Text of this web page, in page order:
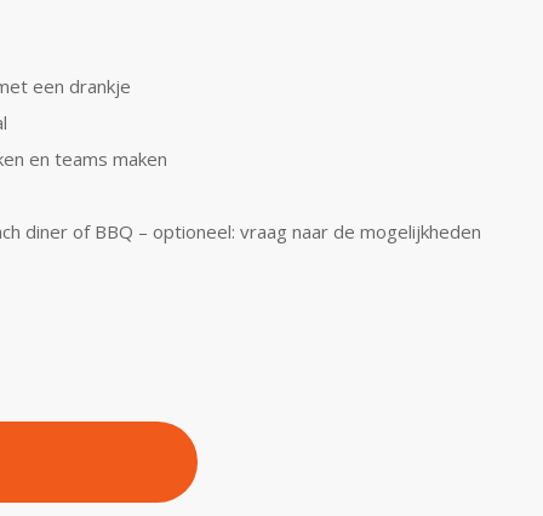
een drankje
en teams maken
diner of BBQ – optioneel: vraag naar de mogelijkheden